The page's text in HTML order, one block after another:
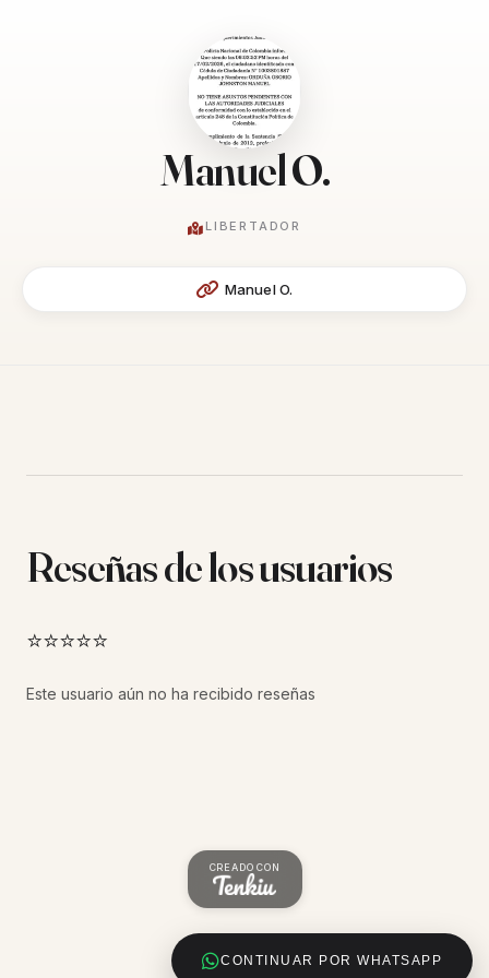
Manuel O.
LIBERTADOR
Manuel O.
CONTINUAR POR WHATSAPP
Reseñas de los usuarios
⭐⭐⭐⭐⭐
Este usuario aún no ha recibido reseñas
CREADO CON